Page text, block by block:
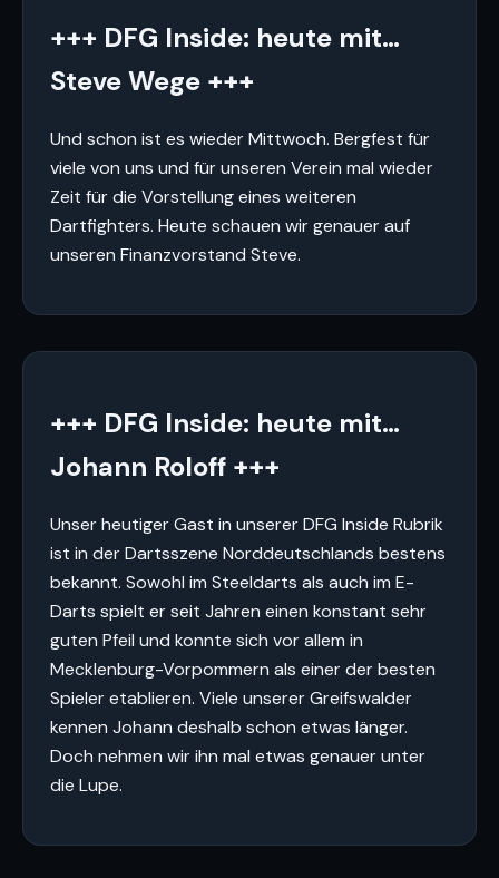
+++ DFG Inside: heute mit…
Steve Wege +++
Und schon ist es wieder Mittwoch. Bergfest für
viele von uns und für unseren Verein mal wieder
Zeit für die Vorstellung eines weiteren
Dartfighters. Heute schauen wir genauer auf
unseren Finanzvorstand Steve.
+++ DFG Inside: heute mit…
Johann Roloff +++
Unser heutiger Gast in unserer DFG Inside Rubrik
ist in der Dartsszene Norddeutschlands bestens
bekannt. Sowohl im Steeldarts als auch im E-
Darts spielt er seit Jahren einen konstant sehr
guten Pfeil und konnte sich vor allem in
Mecklenburg-Vorpommern als einer der besten
Spieler etablieren. Viele unserer Greifswalder
kennen Johann deshalb schon etwas länger.
Doch nehmen wir ihn mal etwas genauer unter
die Lupe.